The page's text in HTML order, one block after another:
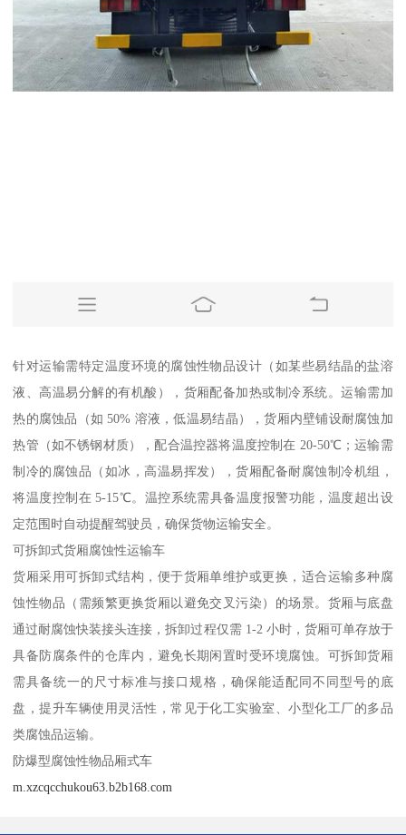
针对运输需特定温度环境的腐蚀性物品设计（如某些易结晶的盐溶
液、高温易分解的有机酸），货厢配备加热或制冷系统。运输需加
热的腐蚀品（如 50% 溶液，低温易结晶），货厢内壁铺设耐腐蚀加
热管（如不锈钢材质），配合温控器将温度控制在 20-50℃；运输需
制冷的腐蚀品（如冰，高温易挥发），货厢配备耐腐蚀制冷机组，
将温度控制在 5-15℃。温控系统需具备温度报警功能，温度超出设
定范围时自动提醒驾驶员，确保货物运输安全。​
可拆卸式货厢腐蚀性运输车​
货厢采用可拆卸式结构，便于货厢单维护或更换，适合运输多种腐
蚀性物品（需频繁更换货厢以避免交叉污染）的场景。货厢与底盘
通过耐腐蚀快装接头连接，拆卸过程仅需 1-2 小时，货厢可单存放于
具备防腐条件的仓库内，避免长期闲置时受环境腐蚀。可拆卸货厢
需具备统一的尺寸标准与接口规格，确保能适配同不同型号的底
盘，提升车辆使用灵活性，常见于化工实验室、小型化工厂的多品
类腐蚀品运输。​
防爆型腐蚀性物品厢式车​
m.xzcqcchukou63.b2b168.com